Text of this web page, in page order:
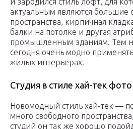
актуальным являются большие
пространства, кирпичная
балки на потолке и другая
промышленным зданиям. Тем
сегодня очень модно
жилых интерьерах.
Студия в стиле хай-тек фото
Новомодный стиль хай-тек —
много свободного
студий он так же хорошо